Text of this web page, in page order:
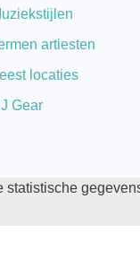
artiesten
locaties
Gear